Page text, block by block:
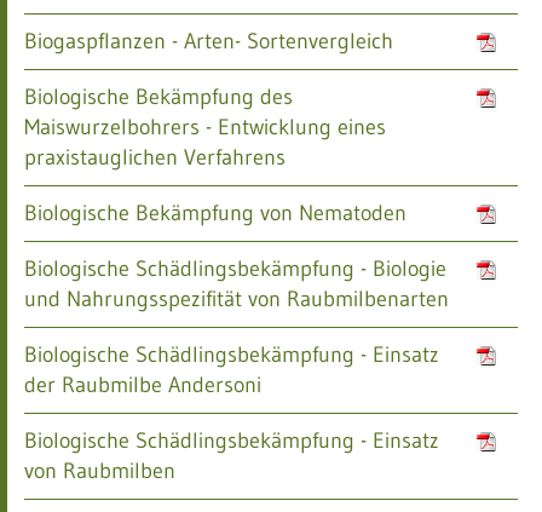
Biogaspflanzen - Arten- Sortenvergleich
Biologische Bekämpfung des
Maiswurzelbohrers - Entwicklung eines
praxistauglichen Verfahrens
Biologische Bekämpfung von Nematoden
Biologische Schädlingsbekämpfung - Biologie
und Nahrungsspezifität von Raubmilbenarten
Biologische Schädlingsbekämpfung - Einsatz
der Raubmilbe Andersoni
Biologische Schädlingsbekämpfung - Einsatz
von Raubmilben